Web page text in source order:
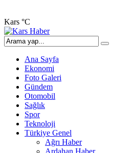
Kars °C
Ana Sayfa
Ekonomi
Foto Galeri
Gündem
Otomobil
Sağlık
Spor
Teknoloji
Türkiye Genel
Ağrı Haber
Ardahan Haber